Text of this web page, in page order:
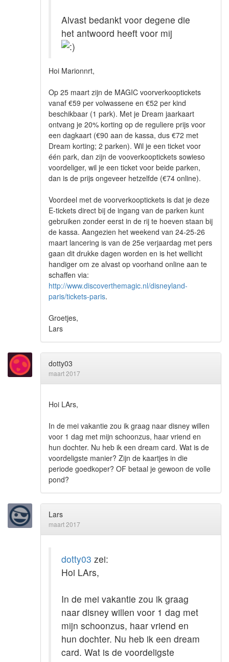
Alvast bedankt voor degene die
het antwoord heeft voor mij
Hoi Marionnrt,
Op 25 maart zijn de MAGIC voorverkooptickets
vanaf €59 per volwassene en €52 per kind
beschikbaar (1 park). Met je Dream jaarkaart
ontvang je 20% korting op de reguliere prijs voor
een dagkaart (€90 aan de kassa, dus €72 met
Dream korting; 2 parken). Wil je een ticket voor
één park, dan zijn de vooverkooptickets sowieso
voordeliger, wil je een ticket voor beide parken,
dan is de prijs ongeveer hetzelfde (€74 online).
Voordeel met de voorverkooptickets is dat je deze
E-tickets direct bij de ingang van de parken kunt
gebruiken zonder eerst in de rij te hoeven staan bij
de kassa. Aangezien het weekend van 24-25-26
maart lancering is van de 25e verjaardag met pers
gaan dit drukke dagen worden en is het wellicht
handiger om ze alvast op voorhand online aan te
schaffen via:
http://www.discoverthemagic.nl/disneyland-
paris/tickets-paris.
Groetjes,
Lars
dotty03
maart 2017
Hoi LArs,
In de mei vakantie zou ik graag naar disney willen
voor 1 dag met mijn schoonzus, haar vriend en
hun dochter. Nu heb ik een dream card. Wat is de
voordeligste manier? Zijn de kaartjes in die
periode goedkoper? OF betaal je gewoon de volle
pond?
Lars
maart 2017
dotty03 zei:
Hoi LArs,
In de mei vakantie zou ik graag
naar disney willen voor 1 dag met
mijn schoonzus, haar vriend en
hun dochter. Nu heb ik een dream
card. Wat is de voordeligste